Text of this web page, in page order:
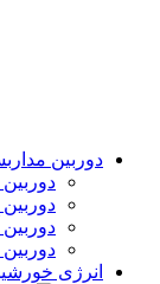
دوربین
دوربین
دوربین
انرژی